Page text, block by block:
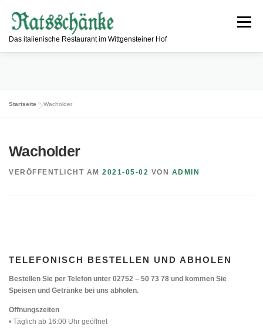
Inhalt
springen
Das italienische Restaurant im Wittgensteiner Hof
Menü
Startseite »Wacholder
Wacholder
VERÖFFENTLICHT AM 2021-05-02 VON ADMIN
TELEFONISCH BESTELLEN UND ABHOLEN
Bestellen Sie per Telefon unter 02752 – 50 73 78 und kommen Sie
Speisen und Getränke bei uns abholen.
Öffnungszeiten
• Täglich ab 16:00 Uhr geöffnet